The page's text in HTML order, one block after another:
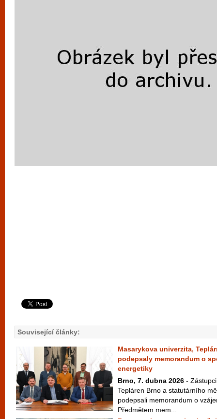
Související články:
Masarykova univerzita,
podepsaly memorandum o
energetiky
Brno, 7. dubna 2026 -
Tepláren Brno a statutárního
podepsali memorandum o
Předmětem mem...